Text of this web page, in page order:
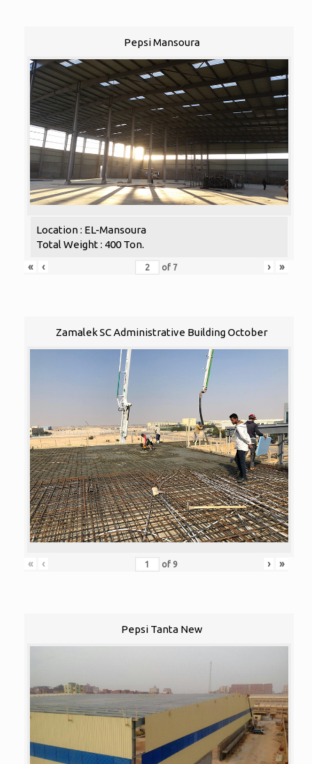
Pepsi Mansoura
Location : EL-Mansoura
Total Weight : 400 Ton.
«
‹ of 7 › »
Zamalek SC Administrative Building October
« ‹ of 9 › »
Pepsi Tanta New